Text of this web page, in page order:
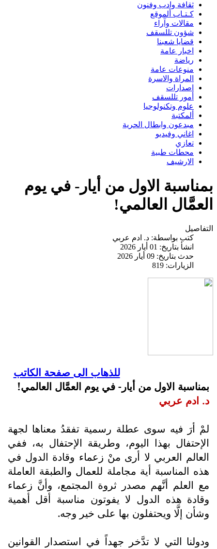
ثقافة وادب وفنون
كـتـاب ألموقع
مقالات وآراء
شؤون تللسقف
قضايا شعبنا
اخبار عامة
رياضة
منوعات عامة
المراة والاسرة
اصدارات
أمور تللسقف
علوم وتكنولوجيا
ألمكتبة
مبدعون وابطال الحرية
اغاني وفيديو
تعازي
محطات طبية
الارشيف
بمناسبة الاول من أيار- في يوم
العمَّال العالمي!
التفاصيل
كتب بواسطة: د. ادم عربي
انشأ بتاريخ: 01 أيار 2026
حدث بتاريخ: 09 أيار 2026
الزيارات: 819
للذهاب الى صفحة الكاتب
بمناسبة الاول من أيار- في يوم العمَّال العالمي!
د. ادم عربي
لمْ أرَ فيه سوى عطلة رسمية تفقدُ معناها لجهة
الإحتفال بهذا اليوم، وطريقة الإحتفال به، ففي
العالم العربي لا أرى منْ زعماء وقادة الدول في
هذه المناسبة أية مجاملة للعمال والطبقة العاملة
مع العلم أنَّهم مصدر ثروة المجتمع، وأنَّ زعماء
وقادة هذه الدول لا يفوتون مناسبة أقل أهمية
وشأن إلَّا ويحتفلون بها على خير وجه.
ودولنا التي لا تدَّخر جهداً في استصدار القوانين